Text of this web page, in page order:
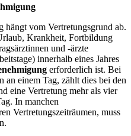
hängt vom Vertretungsgrund ab.
Krankheit, Fortbildung
und -ärzte
innerhalb eines Jahres
erforderlich ist. Bei
an einem Tag, zählt dies bei den
eine Vertretung mehr als vier
In manchen
Vertretungszeiträumen, muss